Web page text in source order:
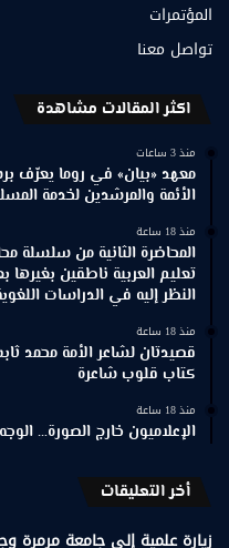
المؤتمرات
تواصل معنا
اكثر المقالات مشاهدة
منذ 3 ساعات
معهد «بيان» في روما يعرّف
الأئمة والمرشدين لخدمة
منذ 18 ساعة
المحاضرة الثانية من سلسلة
تعليم العربية ناطقين
النظر إليه في الدراسات
منذ 18 ساعة
قصيدتان لشاعر الأمة محمد
كتاب قلوب شاعرة
منذ 18 ساعة
الإعلاميون خارج الصورة…
أخر التعليقات